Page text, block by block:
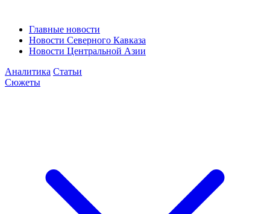
Главные новости
Новости Северного Кавказа
Новости Центральной Азии
Аналитика Статьи
Сюжеты